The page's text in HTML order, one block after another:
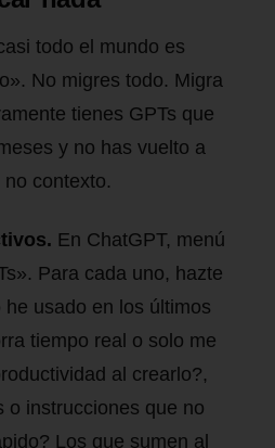
todo el mundo es
No migres todo. Migra
tienes GPTs que
y no has vuelto a
contexto.
En ChatGPT, menú
Para cada uno, hazte
usado en los últimos
tiempo real o solo me
al crearlo?,
o instrucciones que no
Los que sumen al